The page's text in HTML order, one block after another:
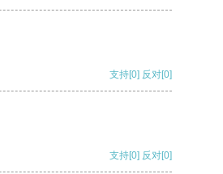
支持[0] 反对[0]
支持[0] 反对[0]